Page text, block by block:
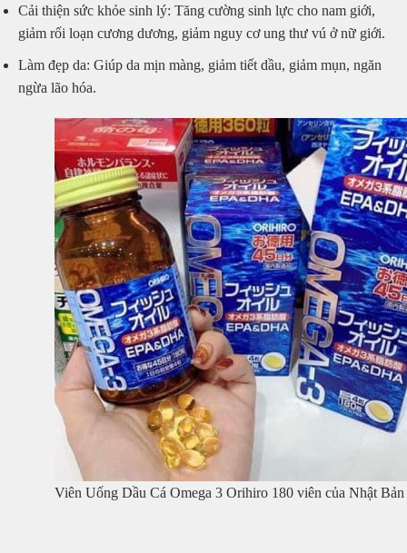
Cải thiện sức khỏe sinh lý: Tăng cường sinh lực cho nam giới,
giảm rối loạn cương dương, giảm nguy cơ ung thư vú ở nữ giới.
Làm đẹp da: Giúp da mịn màng, giảm tiết dầu, giảm mụn, ngăn
ngừa lão hóa.
Viên Uống Dầu Cá Omega 3 Orihiro 180 viên của Nhật Bản